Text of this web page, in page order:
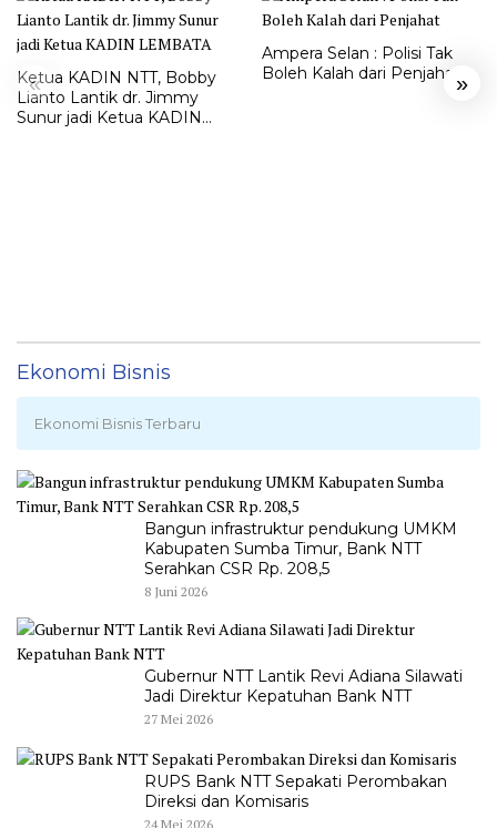
« »
Ketua KADIN NTT, Bobby
Lianto Lantik dr. Jimmy
Sunur jadi Ketua KADIN
Ampera Selan : Polisi Tak
Boleh Kalah dari Penjahat
Ekonomi Bisnis
Ekonomi Bisnis Terbaru
Bangun infrastruktur pendukung UMKM
Kabupaten Sumba Timur, Bank NTT
Serahkan CSR Rp. 208,5
8 Juni 2026
Gubernur NTT Lantik Revi Adiana Silawati
Jadi Direktur Kepatuhan Bank NTT
27 Mei 2026
RUPS Bank NTT Sepakati Perombakan
Direksi dan Komisaris
24 Mei 2026